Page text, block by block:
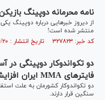
نامه محرمانه دوپینگ
از دیروز خبر‌هایی درباره دوپینگ
منتشر شده است!
کد خبر: ۳۲۷۸۲۳ تاریخ انتشار : ۱۳۹۶/۰۴/۲۰
دو تکواندوکار دوپینگی در
فایترهای MMA ایران افزایش پیدا می‌کند؟!
دو تکواندوکار کشورمان به علت
سنگین قرار دارند.